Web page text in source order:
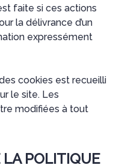
faite si ces actions
la délivrance d’un
expressément
cookies est recueilli
le site. Les
modifiées à tout
POLITIQUE